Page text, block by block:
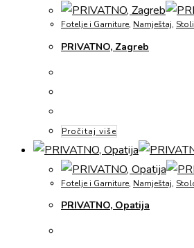
Fotelje i Garniture, Namještaj,
PRIVATNO, Zagreb
Pročitaj više
Fotelje i Garniture, Namještaj,
PRIVATNO, Opatija